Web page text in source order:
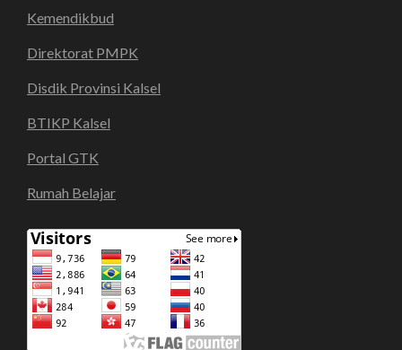
Kemendikbud
Direktorat PMPK
Disdik Provinsi Kalsel
BTIKP Kalsel
Portal GTK
Rumah Belajar